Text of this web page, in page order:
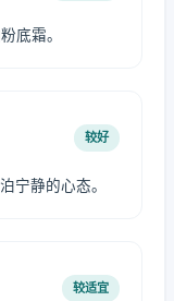
底霜。
较好
宁静的心态。
较适宜